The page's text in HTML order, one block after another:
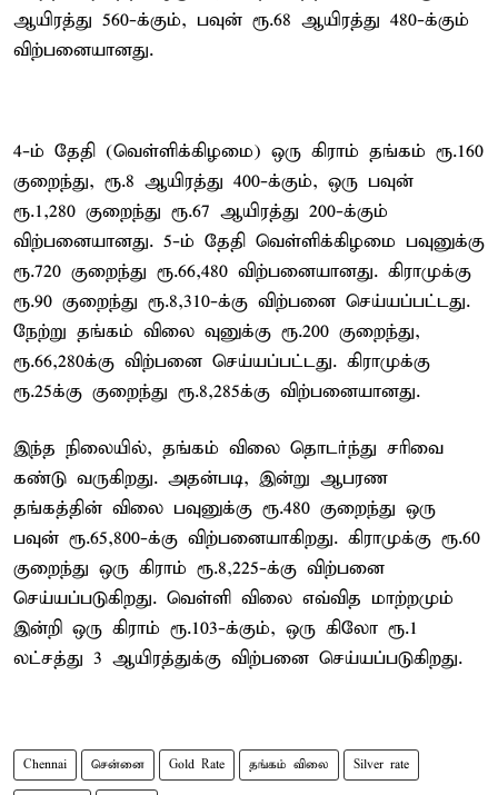
ஆயிரத்து 560-க்கும், பவுன் ரூ.68 ஆயிரத்து 480-க்கும்
விற்பனையானது.
4-ம் தேதி (வெள்ளிக்கிழமை) ஒரு கிராம் தங்கம் ரூ.160
குறைந்து, ரூ.8 ஆயிரத்து 400-க்கும், ஒரு பவுன்
ரூ.1,280 குறைந்து ரூ.67 ஆயிரத்து 200-க்கும்
விற்பனையானது. 5-ம் தேதி வெள்ளிக்கிழமை பவுனுக்கு
ரூ.720 குறைந்து ரூ.66,480 விற்பனையானது. கிராமுக்கு
ரூ.90 குறைந்து ரூ.8,310-க்கு விற்பனை செய்யப்பட்டது.
நேற்று தங்கம் விலை வுனுக்கு ரூ.200 குறைந்து,
ரூ.66,280க்கு விற்பனை செய்யப்பட்டது. கிராமுக்கு
ரூ.25க்கு குறைந்து ரூ.8,285க்கு விற்பனையானது.
இந்த நிலையில், தங்கம் விலை தொடர்ந்து சரிவை
கண்டு வருகிறது. அதன்படி, இன்று ஆபரண
தங்கத்தின் விலை பவுனுக்கு ரூ.480 குறைந்து ஒரு
பவுன் ரூ.65,800-க்கு விற்பனையாகிறது. கிராமுக்கு ரூ.60
குறைந்து ஒரு கிராம் ரூ.8,225-க்கு விற்பனை
செய்யப்படுகிறது. வெள்ளி விலை எவ்வித மாற்றமும்
இன்றி ஒரு கிராம் ரூ.103-க்கும், ஒரு கிலோ ரூ.1
லட்சத்து 3 ஆயிரத்துக்கு விற்பனை செய்யப்படுகிறது.
Chennai சென்னை Gold Rate தங்கம் விலை Silver rate